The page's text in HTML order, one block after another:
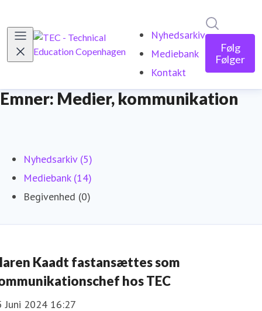
Nyhedsarkiv
Mediebank
Kontakt
Følg
Følger
Emner: Medier, kommunikation
Nyhedsarkiv (5)
Mediebank (14)
Begivenhed (0)
Kaadt fastansættes som
hos TEC
Juni 2024 16:27